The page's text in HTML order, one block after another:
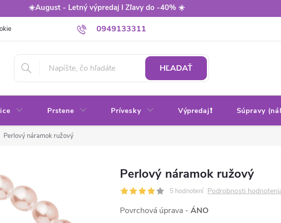
☀️August - Letný výpredaj I Zľavy do -40% ☀️
0949133311
Obchodné podmienky
HĽADAŤ
Prstene Prívesky Výpredaj❗ Súpravy
Perlový náramok ružový
Perlový náramok ružový
5 hodnotení Podrobnosti
Povrchová úprava - ÁNO